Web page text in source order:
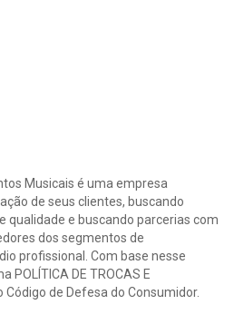
Musicais é uma empresa
de seus clientes, buscando
qualidade e buscando parcerias com
dos segmentos de
profissional. Com base nesse
POLÍTICA DE TROCAS E
Código de Defesa do Consumidor.